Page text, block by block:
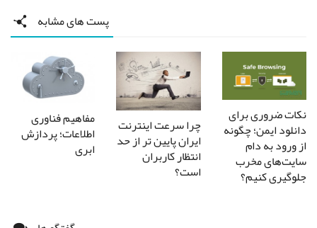
پست های مشابه
برای
چگونه
دام
مخرب
چرا سرعت اینترنت
ایران پایین تر از حد
انتظار کاربران
است؟
مفاهیم فناوری
اطلاعات؛ پردازش
ابری